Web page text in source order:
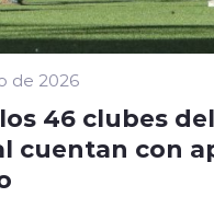
de 2026
los 46 clubes
cuentan con